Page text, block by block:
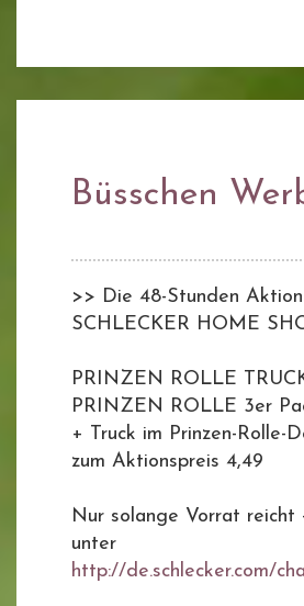
Büsschen
>> Die 48-Stunden
SCHLECKER HOME
PRINZEN ROLLE
PRINZEN ROLLE 3er
+ Truck im Prinzen-Rolle-
zum Aktionspreis 4,49
Nur solange Vorrat reicht
unter
http://de.schlecker.com/